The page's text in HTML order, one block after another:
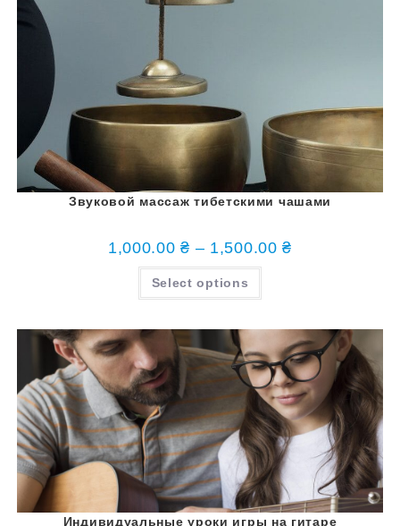
Звуковой массаж тибетскими чашами
1,000.00₴ – 1,500.00₴
Select options
Индивидуальные уроки игры на гитаре